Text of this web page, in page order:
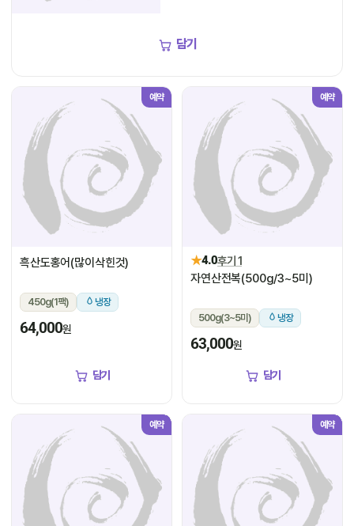
담기
예약
흑산도홍어(많이삭힌것)
450g(1팩) 냉장
64,000원
담기
예약
★4.0후기 1
자연산전복(500g/3~5미)
500g(3~5미) 냉장
63,000원
담기
예약 예약